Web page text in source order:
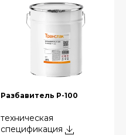
Разбавитель Р-100
техническая
спецификация